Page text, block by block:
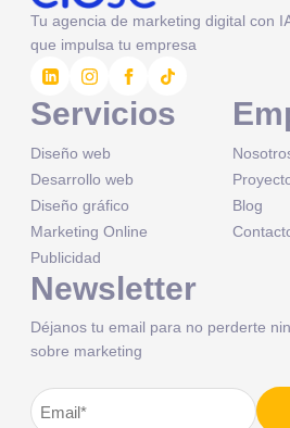
Tu agencia de marketing digital con
que impulsa tu empresa
Servicios
Diseño web
Desarrollo web
Diseño gráfico
Marketing Online
Publicidad
Blog
Newsletter
Déjanos tu email para no perderte
sobre marketing
Correo